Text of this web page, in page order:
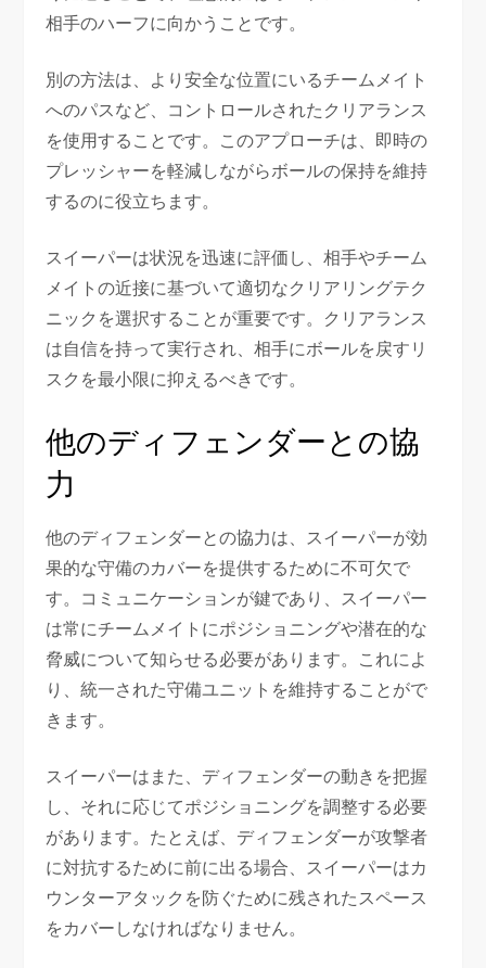
相手のハーフに向かうことです。
別の方法は、より安全な位置にいるチームメイト
へのパスなど、コントロールされたクリアランス
を使用することです。このアプローチは、即時の
プレッシャーを軽減しながらボールの保持を維持
するのに役立ちます。
スイーパーは状況を迅速に評価し、相手やチーム
メイトの近接に基づいて適切なクリアリングテク
ニックを選択することが重要です。クリアランス
は自信を持って実行され、相手にボールを戻すリ
スクを最小限に抑えるべきです。
他のディフェンダーとの協
力
他のディフェンダーとの協力は、スイーパーが効
果的な守備のカバーを提供するために不可欠で
す。コミュニケーションが鍵であり、スイーパー
は常にチームメイトにポジショニングや潜在的な
脅威について知らせる必要があります。これによ
り、統一された守備ユニットを維持することがで
きます。
スイーパーはまた、ディフェンダーの動きを把握
し、それに応じてポジショニングを調整する必要
があります。たとえば、ディフェンダーが攻撃者
に対抗するために前に出る場合、スイーパーはカ
ウンターアタックを防ぐために残されたスペース
をカバーしなければなりません。